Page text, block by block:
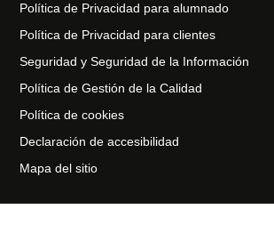
Política de Privacidad para alumnado
Política de Privacidad para clientes
Seguridad y Seguridad de la Información
Política de Gestión de la Calidad
Política de cookies
Declaración de accesibilidad
Mapa del sitio